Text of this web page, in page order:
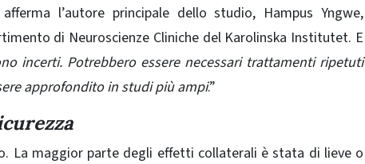
l’autore principale dello studio, Hampus Yngwe,
di Neuroscienze Cliniche del Karolinska Institutet. E
incerti. Potrebbero essere necessari trattamenti ripetuti
approfondito in studi più ampi.”
La maggior parte degli effetti collaterali è stata di lieve o